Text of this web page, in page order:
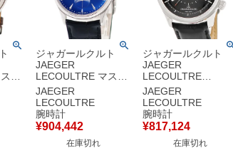
タ
オ
無
ト
巻
ジャガールクルト
JAEGER
LECOULTRE マスタ
ー ウルトラスリム リ
ザーブドマルシェ
Q1378480
176.8.38.S デイト メ
ンズ 腕時計自動巻き
ブルー 【中古】
JAEGER
LECOULTRE
腕時計
¥904,442
在庫切れ
ジャガールクルト
JAEGER
LECOULTRE
AMVOX1 アラーム
アストンマーチン
Q1908470 190.8.97
ブラック デイト メン
ズ 腕時計自動巻き ブ
ラック 【中古】
JAEGER
LECOULTRE
腕時計
¥817,124
在庫切れ